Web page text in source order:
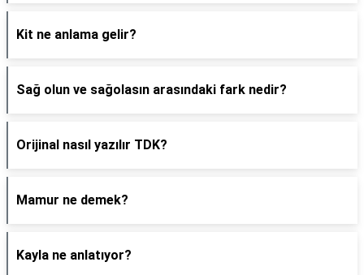
Kit ne anlama gelir?
Sağ olun ve sağolasın arasındaki fark nedir?
Orijinal nasıl yazılır TDK?
Mamur ne demek?
Kayla ne anlatıyor?